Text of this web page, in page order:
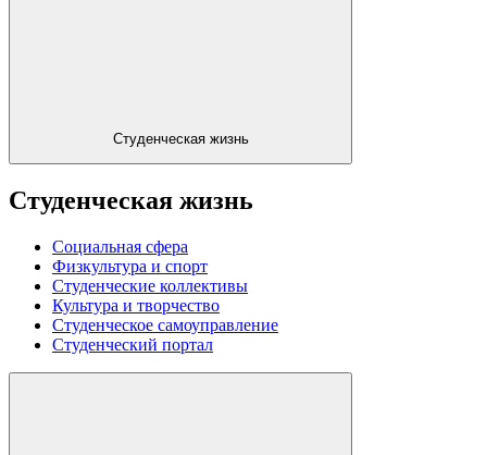
Студенческая жизнь
Студенческая жизнь
Социальная сфера
Физкультура и спорт
Студенческие коллективы
Культура и творчество
Студенческое самоуправление
Студенческий портал